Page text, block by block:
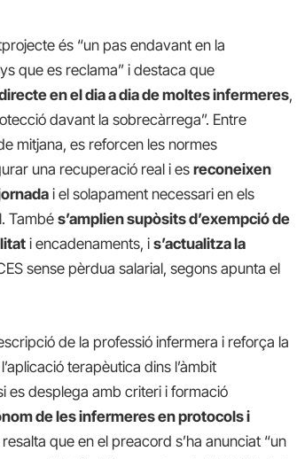
és “un pas endavant en la
que es reclama” i destaca que
en el dia a dia de moltes infermeres,
davant la sobrecàrrega”. Entre
mitjana, es reforcen les normes
una recuperació real i esreconeixen
i el solapament necessari en els
Tambés’amplien supòsits d’exempció de
i encadenaments, is’actualitza la
sense pèrdua salarial, segons apunta el
de la professió infermera i reforça la
terapèutica dins l’àmbit
es desplega amb criteri i formació
de les infermeres en protocols i
que en el preacord s’ha anunciat “un